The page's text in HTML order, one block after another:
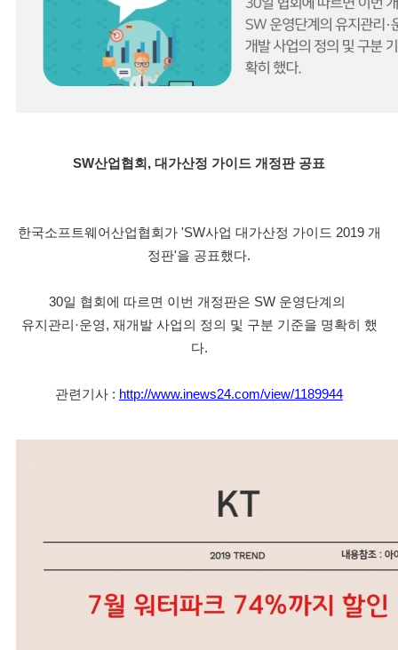
SW산업협회, 대가산정 가이드 개정판 공표
한국소프트웨어산업협회가 'SW사업 대가산정 가이드 2019 개
정판'을 공표했다.
30일 협회에 따르면 이번 개정판은 SW 운영단계의
유지관리·운영, 재개발 사업의 정의 및 구분 기준을 명확히 했
다.
관련기사 : http://www.inews24.com/view/1189944